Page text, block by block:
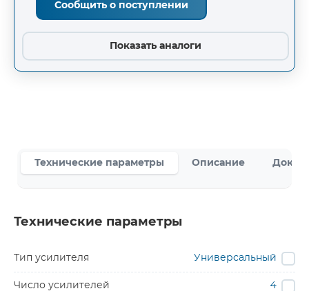
Сообщить о поступлении
Показать аналоги
Технические параметры Описание
Технические параметры
Тип усилителя Универсальный
Число усилителей 4